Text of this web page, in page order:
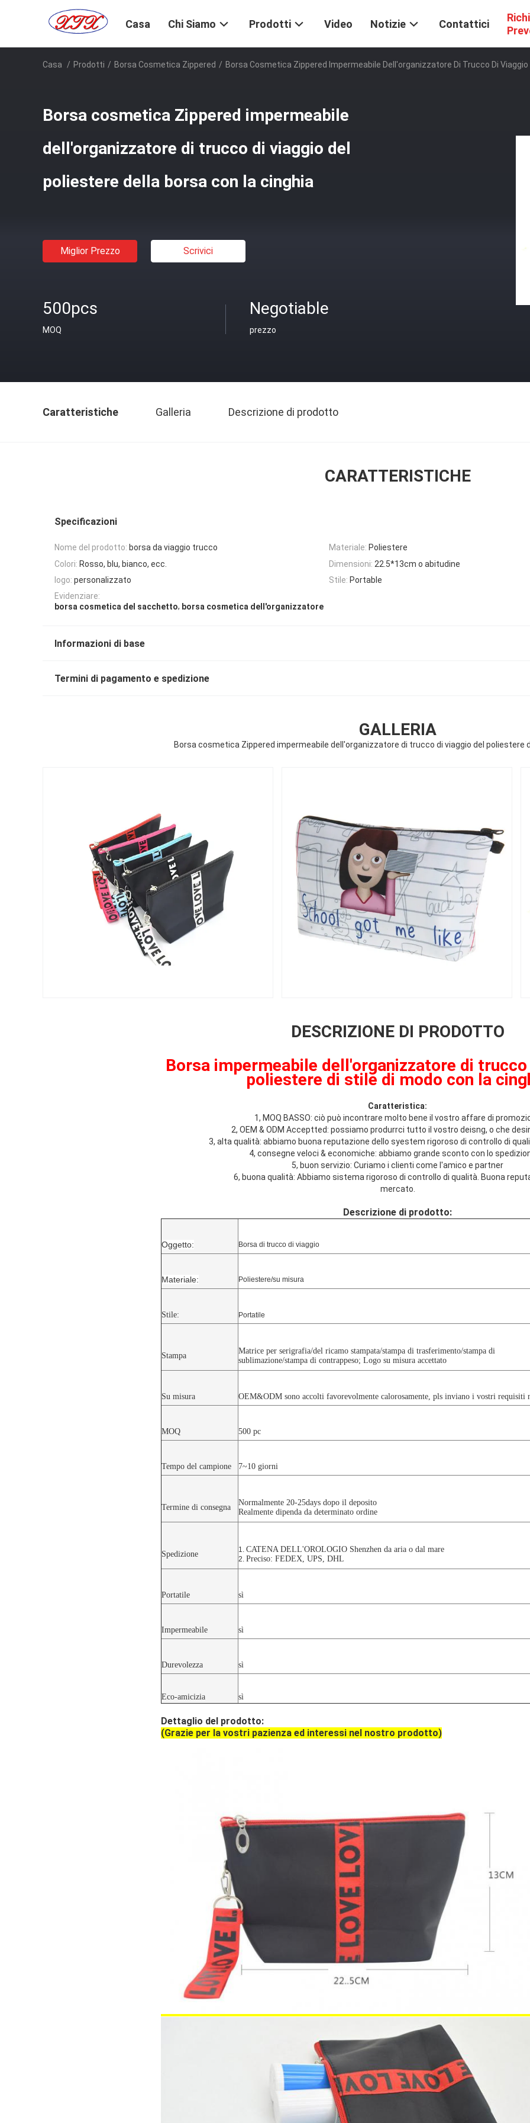
Casa Chi Siamo Prodotti Video Notizie Contattici
Casa / Prodotti / Borsa Cosmetica Zippered / Borsa Cosmetica Zippered Impermeabile Dell'organizzatore Di Trucco Di Viaggio
Borsa cosmetica Zippered impermeabile
dell'organizzatore di trucco di viaggio del
poliestere della borsa con la cinghia
Miglior Prezzo Scrivici
500pcs
MOQ
Negotiable
prezzo
Caratteristiche Galleria Descrizione di prodotto
CARATTERISTICHE
Specificazioni
Nome del prodotto: borsa da viaggio trucco Materiale: Poliestere
Colori: Rosso, blu, bianco, ecc. Dimensioni: 22.5*13cm o abitudine
logo: personalizzato Stile: Portable
Evidenziare:
borsa cosmetica del sacchetto, borsa cosmetica dell'organizzatore
Informazioni di base
Termini di pagamento e spedizione
GALLERIA
Borsa cosmetica Zippered impermeabile dell'organizzatore di trucco di viaggio del poliestere
DESCRIZIONE DI PRODOTTO
Borsa impermeabile dell'organizzatore di
poliestere di stile di modo con la
Caratteristica:
1, MOQ BASSO: ciò può incontrare molto bene il vostro affare di
2, OEM & ODM Acceptted: possiamo produrrci tutto il vostro deisng, o che
3, alta qualità: abbiamo buona reputazione dello syestem rigoroso di controllo di
4, consegne veloci & economiche: abbiamo grande sconto con lo
5, buon servizio: Curiamo i clienti come l'amico e partner
6, buona qualità: Abbiamo sistema rigoroso di controllo di qualità. Buona
mercato.
Descrizione di prodotto:
Oggetto: Borsa di trucco di viaggio
Materiale: Poliestere/su misura
Stile: Portatile
Stampa
Matrice per serigrafia/del ricamo stampata/stampa di trasferimento/stampa di
sublimazione/stampa di contrappeso; Logo su misura accettato
Su misura OEM&ODM sono accolti favorevolmente calorosamente, pls inviano i vostri requisiti
MOQ 500 pc
Tempo del campione 7~10 giorni
Termine di consegna
Normalmente 20-25days dopo il deposito
Realmente dipenda da determinato ordine
Spedizione 1. CATENA DELL'OROLOGIO Shenzhen da aria o dal mare
2. Preciso: FEDEX, UPS, DHL
Portatile sì
Impermeabile sì
Durevolezza sì
Eco-amicizia sì
Dettaglio del prodotto:
(Grazie per la vostri pazienza ed interessi nel nostro prodotto)